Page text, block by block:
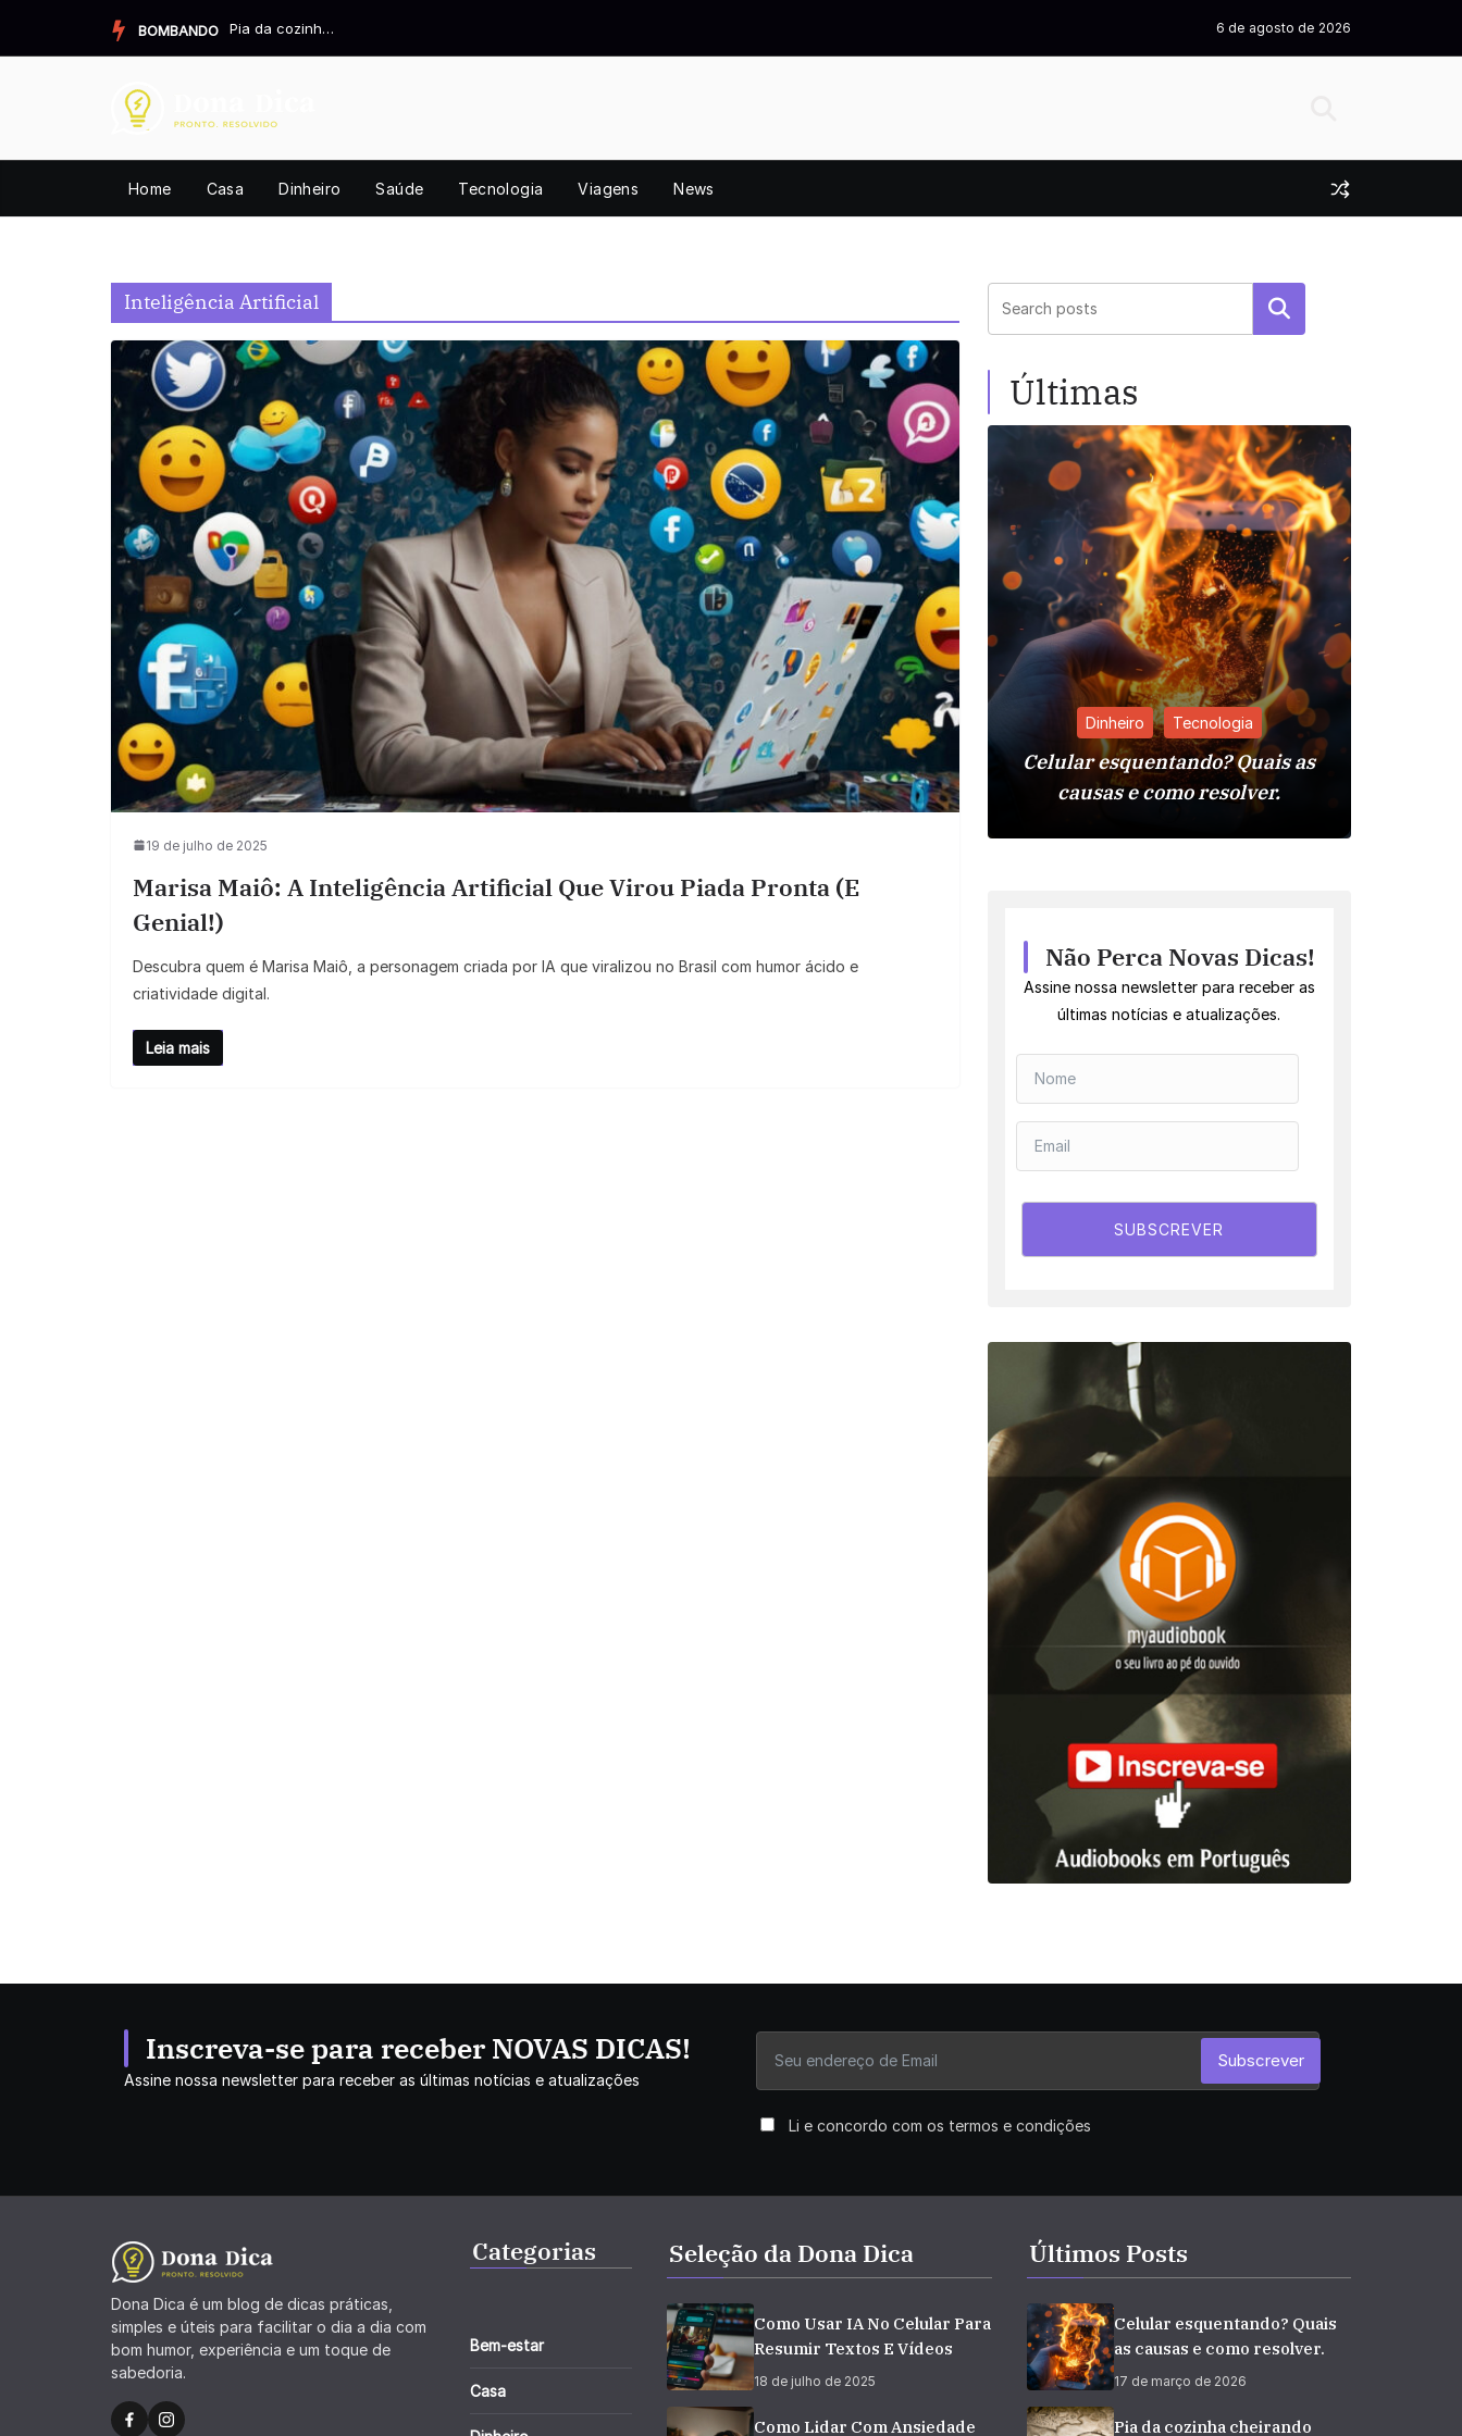
BOMBANDO Pia da cozinha cheirando mal? Resolva definitivamente. 6 de agosto de 2026
Home Casa Dinheiro Saúde Tecnologia Viagens News
Inteligência Artificial
19 de julho de 2025
Marisa Maiô: A Inteligência Artificial Que Virou Piada Pronta (e
Genial!)
Descubra quem é Marisa Maiô, a personagem criada por IA que viralizou no Brasil com humor ácido e
criatividade digital.
Leia mais
Pesquisar
Últimas
Dinheiro Tecnologia
Celular esquentando? Quais as
causas e como resolver.
Não Perca Novas Dicas!
Assine nossa newsletter para receber as
últimas notícias e atualizações.
SUBSCREVER
Inscreva-se para receber NOVAS DICAS!
Assine nossa newsletter para receber as últimas notícias e atualizações
Li e concordo com os termos e condições
Subscrever
Dona Dica é um blog de dicas práticas,
simples e úteis para facilitar o dia a dia com
bom humor, experiência e um toque de
sabedoria.
Categorias
Bem-estar
Casa
Seleção da Dona Dica
Como Usar IA No Celular Para
Resumir Textos E Vídeos
18 de julho de 2025
Como Lidar Com Ansiedade
Últimos Posts
Celular esquentando? Quais
as causas e como resolver.
17 de março de 2026
Pia da cozinha cheirando